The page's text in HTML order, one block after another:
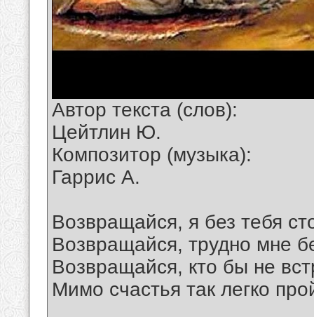
Автор текста (слов):
Цейтлин Ю.
Композитор (музыка):
Гаррис А.
Возвращайся, я без тебя
Возвращайся, трудно мне
Возвращайся, кто бы не
Мимо счастья так легко